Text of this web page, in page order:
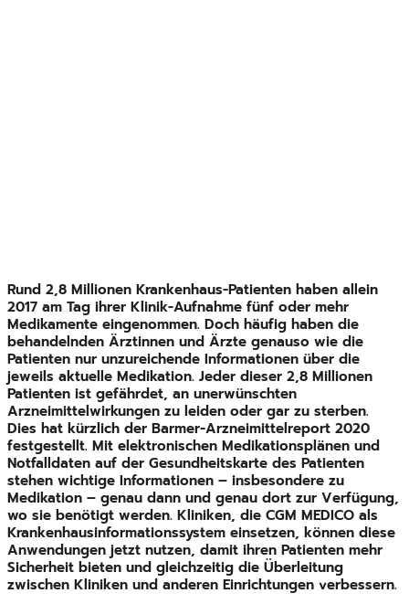
Rund 2,8 Millionen Krankenhaus-Patienten haben allein
2017 am Tag ihrer Klinik-Aufnahme fünf oder mehr
Medikamente eingenommen. Doch häufig haben die
behandelnden Ärztinnen und Ärzte genauso wie die
Patienten nur unzureichende Informationen über die
jeweils aktuelle Medikation. Jeder dieser 2,8 Millionen
Patienten ist gefährdet, an unerwünschten
Arzneimittelwirkungen zu leiden oder gar zu sterben.
Dies hat kürzlich der Barmer-Arzneimittelreport 2020
festgestellt. Mit elektronischen Medikationsplänen und
Notfalldaten auf der Gesundheitskarte des Patienten
stehen wichtige Informationen – insbesondere zu
Medikation – genau dann und genau dort zur Verfügung,
wo sie benötigt werden. Kliniken, die CGM MEDICO als
Krankenhausinformationssystem einsetzen, können diese
Anwendungen jetzt nutzen, damit ihren Patienten mehr
Sicherheit bieten und gleichzeitig die Überleitung
zwischen Kliniken und anderen Einrichtungen verbessern.